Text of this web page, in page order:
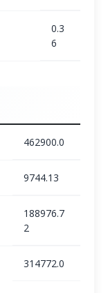
0.3
6
462900.0
9744.13
188976.7
2
314772.0